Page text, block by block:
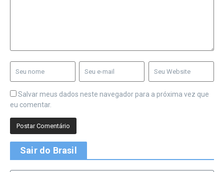
Salvar meus dados neste navegador para a próxima vez que
eu comentar.
Sair do Brasil